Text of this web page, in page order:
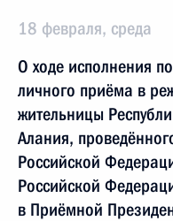
18 февраля, среда
О ходе исполнения
личного приёма в
жительницы
Алания,
Российской
Российской
в Приёмной